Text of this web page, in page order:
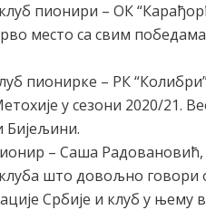
пионири – ОК
место са свим
пионирке – РК
у сезони 2020/21.
Бијељини.
– Саша Радовановић,
што довољно говори
Србије и клуб у њему